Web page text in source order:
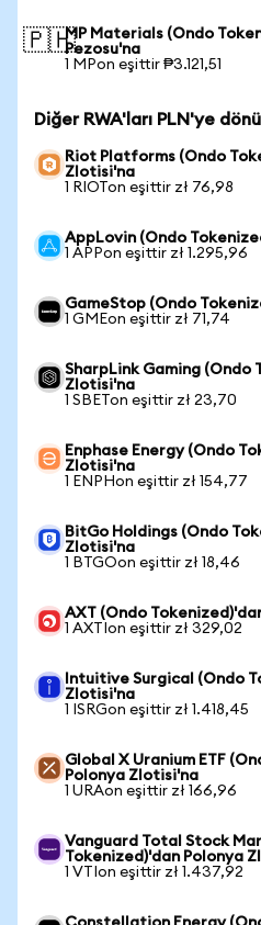
🇵🇭MP Materials (Ondo
Pezosu'na
1 MPon eşittir ₱3.121,51
Diğer RWA'ları PLN'ye
Riot Platforms (Ondo
Zlotisi'na
1 RIOTon eşittir zł 76,98
AppLovin (Ondo
1 APPon eşittir zł 1.295,96
GameStop (Ondo
1 GMEon eşittir zł 71,74
SharpLink Gaming (Ondo
Zlotisi'na
1 SBETon eşittir zł 23,70
Enphase Energy (Ondo
Zlotisi'na
1 ENPHon eşittir zł 154,77
BitGo Holdings (Ondo
Zlotisi'na
1 BTGOon eşittir zł 18,46
AXT (Ondo
1 AXTIon eşittir zł 329,02
Intuitive Surgical (Ondo
Zlotisi'na
1 ISRGon eşittir zł 1.418,45
Global X Uranium ETF
Polonya Zlotisi'na
1 URAon eşittir zł 166,96
Vanguard Total Stock
Tokenized)'dan Polonya
1 VTIon eşittir zł 1.437,92